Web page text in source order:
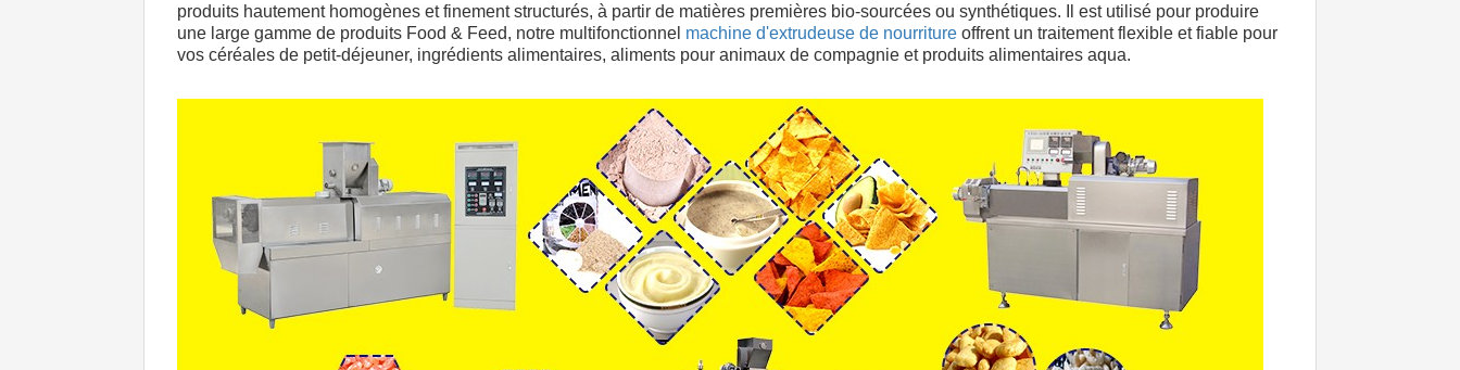
produits hautement homogènes et finement structurés, à partir de matières premières bio-sourcées ou synthétiques. Il est utilisé pour produire
une large gamme de produits Food & Feed, notre multifonctionnel machine d'extrudeuse de nourriture offrent un traitement flexible et fiable pour
vos céréales de petit-déjeuner, ingrédients alimentaires, aliments pour animaux de compagnie et produits alimentaires aqua.